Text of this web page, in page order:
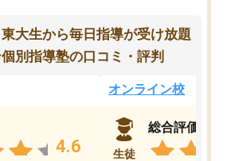
大生から毎日指導が受け放題
別指導塾の口コミ・評判
4.6
オンライン校
生徒
総合評価